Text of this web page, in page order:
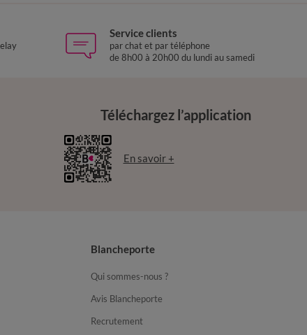
Service clients
par chat et par téléphone
de 8h00 à 20h00 du lundi au samedi
Téléchargez l’application
En savoir +
Blancheporte
Qui sommes-nous ?
Avis Blancheporte
Recrutement